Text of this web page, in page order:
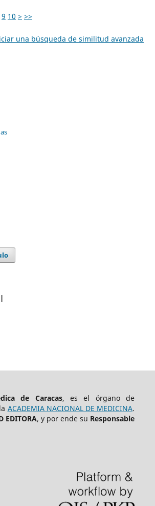
9 10 > >>
una búsqueda de similitud avanzada
de Caracas, es el órgano de
ACADEMIA NACIONAL DE MEDICINA.
EDITORA, y por ende su Responsable